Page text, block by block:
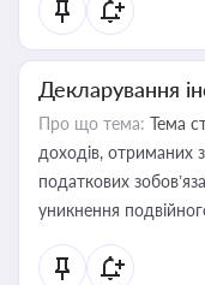
Декларування
Про що тема: Тема
доходів, отриманих
податкових
уникнення